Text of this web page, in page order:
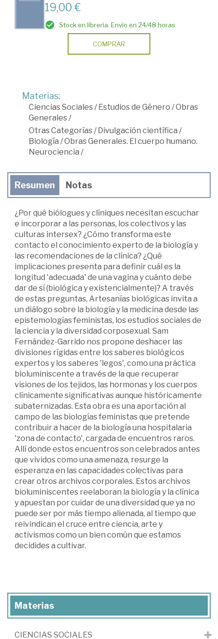
19,00 €
Stock en librería. Envío en 24/48 horas
COMPRAR
Materias:
Ciencias Sociales/Estudios de Género /Obras
Generales/
Otras Categorías/Divulgación científica /
Biología /Obras Generales. El cuerpo humano.
Neurociencia /
Resumen Notas
¿Por qué biólogues y clíniques necesitan escuchar
e incorporar a las personas, los colectivos y las
culturas intersex? ¿Cómo transforma este
contacto el conocimiento experto de la biología y
las recomendaciones de la clínica? ¿Qué
implicaciones presenta para definir cuál es la
longitud 'adecuada' de una vagina y cuánto debe
dar de sí (biológica y existencialmente)? A través
de estas preguntas, Artesanías biológicas invita a
un diálogo sobre la biología y la medicina desde las
epistemologías feministas, los estudios sociales de
la ciencia y la diversidad corposexual. Sam
Fernández-Garrido nos propone deshacer las
divisiones rígidas entre los saberes biológicos
expertos y los saberes 'legos', como una práctica
bioluminiscente a través de la que recuperar
visiones de los tejidos, las hormonas y los cuerpos
clínicamente significativas aunque históricamente
subaternizadas. Esta obra es una aportación al
campo de las biologías feministas que pretende
contribuir a hacer de la biología una hospitalaria
'zona de contacto', cargada de encuentros raros.
Allí donde estos encuentros son celebrados antes
que vividos como una amenaza, resurge la
esperanza en las capacidades colectivas para
crear otros archivos corporales. Estos archivos
bioluminiscentes reelaboran la biología y la clínica
y apuestan por cuidar de una diversidad que ya no
puede ser por más tiempo alienada, al tiempo que
reivindican el cruce entre ciencia, arte y
activismos como un bien común que estamos
decidides a cultivar.
Materias
CIENCIAS SOCIALES